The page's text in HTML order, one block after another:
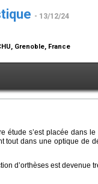
- 13/12/24
Grenoble, France
étude s’est placée dans
tout dans une optique de
d’orthèses est devenue